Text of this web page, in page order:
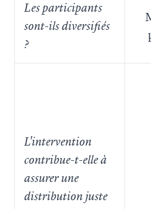
Les participants
sont-ils diversifiés
?
L'intervention
contribue-t-elle à
assurer une
distribution juste